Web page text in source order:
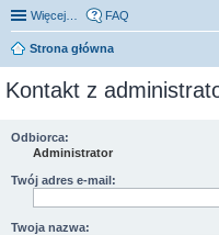
Więcej… FAQ
Strona główna
Kontakt z
Odbiorca:
Administrator
Twój adres e-mail:
Twoja nazwa: